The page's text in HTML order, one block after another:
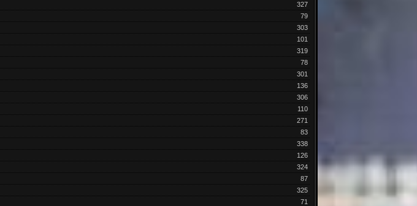
327
79
303
101
319
78
301
136
306
110
271
83
338
126
324
87
325
71